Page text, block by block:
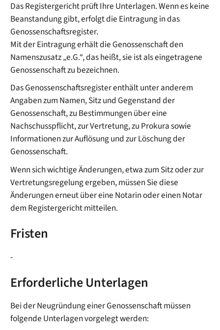
Das Registergericht prüft Ihre Unterlagen. Wenn es keine
Beanstandung gibt, erfolgt die Eintragung in das
Genossenschaftsregister.
Mit der Eintragung erhält die Genossenschaft den
Namenszusatz „e.G.“, das heißt, sie ist als eingetragene
Genossenschaft zu bezeichnen.
Das Genossenschaftsregister enthält unter anderem
Angaben zum Namen, Sitz und Gegenstand der
Genossenschaft, zu Bestimmungen über eine
Nachschusspflicht, zur Vertretung, zu Prokura sowie
Informationen zur Auflösung und zur Löschung der
Genossenschaft.
Wenn sich wichtige Änderungen, etwa zum Sitz oder zur
Vertretungsregelung ergeben, müssen Sie diese
Änderungen erneut über eine Notarin oder einen Notar
dem Registergericht mitteilen.
Fristen
-
Erforderliche Unterlagen
Bei der Neugründung einer Genossenschaft müssen
folgende Unterlagen vorgelegt werden: